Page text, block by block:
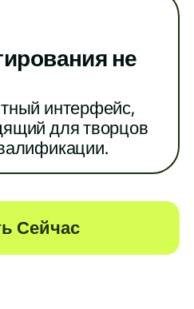
не
интерфейс,
для творцов
Сейчас